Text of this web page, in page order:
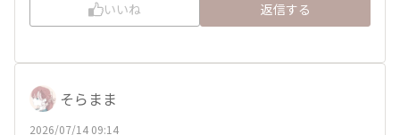
いいね 返信する
そらまま
2026/07/14 09:14